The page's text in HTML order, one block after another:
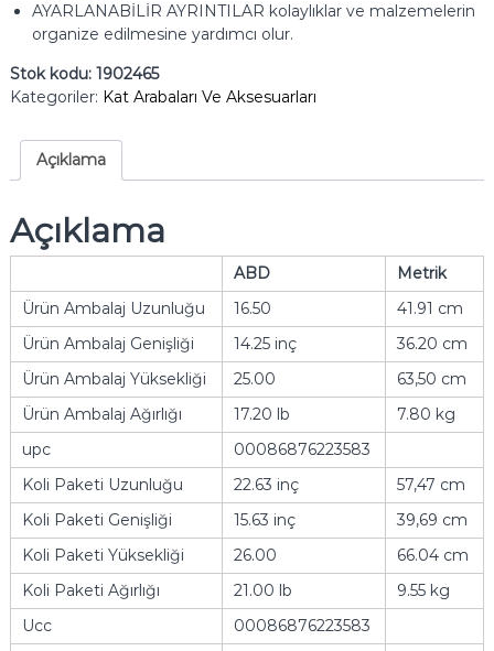
AYARLANABİLİR AYRINTILAR kolaylıklar ve malzemelerin
organize edilmesine yardımcı olur.
Stok kodu: 1902465
Kategoriler: Kat Arabaları Ve Aksesuarları
Açıklama
Açıklama
ABD
Metrik
Ürün Ambalaj Uzunluğu
16.50
41.91 cm
Ürün Ambalaj Genişliği
14.25 inç
36.20 cm
Ürün Ambalaj Yüksekliği
25.00
63,50 cm
Ürün Ambalaj Ağırlığı
17.20 lb
7.80 kg
upc
00086876223583
Koli Paketi Uzunluğu
22.63 inç
57,47 cm
Koli Paketi Genişliği
15.63 inç
39,69 cm
Koli Paketi Yüksekliği
26.00
66.04 cm
Koli Paketi Ağırlığı
21.00 lb
9.55 kg
Ucc
00086876223583